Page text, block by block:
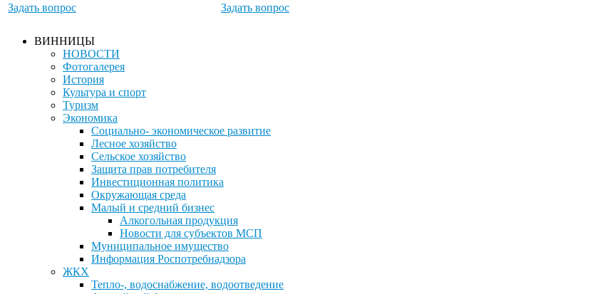
Задать вопрос Задать вопрос
ВИННИЦЫ
НОВОСТИ
Фотогалерея
История
Культура и спорт
Туризм
Экономика
Социально- экономическое развитие
Лесное хозяйство
Сельское хозяйство
Защита прав потребителя
Инвестиционная политика
Окружающая среда
Малый и средний бизнес
Алкогольная продукция
Новости для субъектов МСП
Муниципальное имущество
Информация Роспотребнадзора
ЖКХ
Тепло-, водоснабжение, водоотведение